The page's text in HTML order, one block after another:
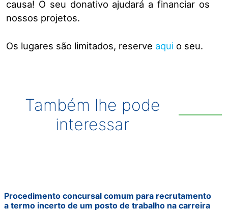
causa! O seu donativo ajudará a financiar os
nossos projetos.
Os lugares são limitados, reserve aqui o seu.
Também lhe pode
interessar
Procedimento concursal comum para recrutamento
a termo incerto de um posto de trabalho na carreira